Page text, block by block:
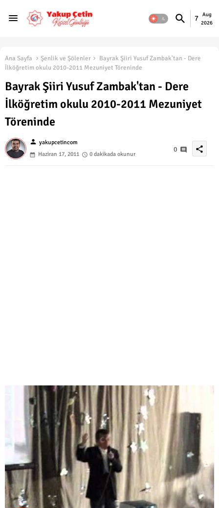
7
Aug
2026
Ana Sayfa Şenlik ve Şölenler
Bayrak Şiiri Yusuf Zambak'tan - Dere
İlköğretim okulu 2010-2011 Mezuniyet Töreninde
Bayrak Şiiri Yusuf Zambak'tan - Dere
İlköğretim okulu 2010-2011 Mezuniyet
Töreninde
person yakupcetincom
Haziran 17, 2011
0 dakikada okunur
0 share